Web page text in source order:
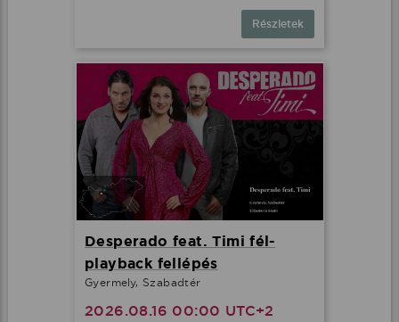
Részletek
Desperado feat. Timi fél-
playback fellépés
Gyermely, Szabadtér
2026.08.16 00:00 UTC+2